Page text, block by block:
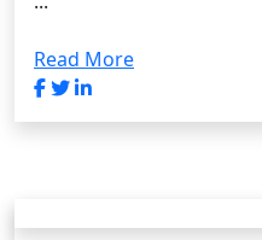
Read More